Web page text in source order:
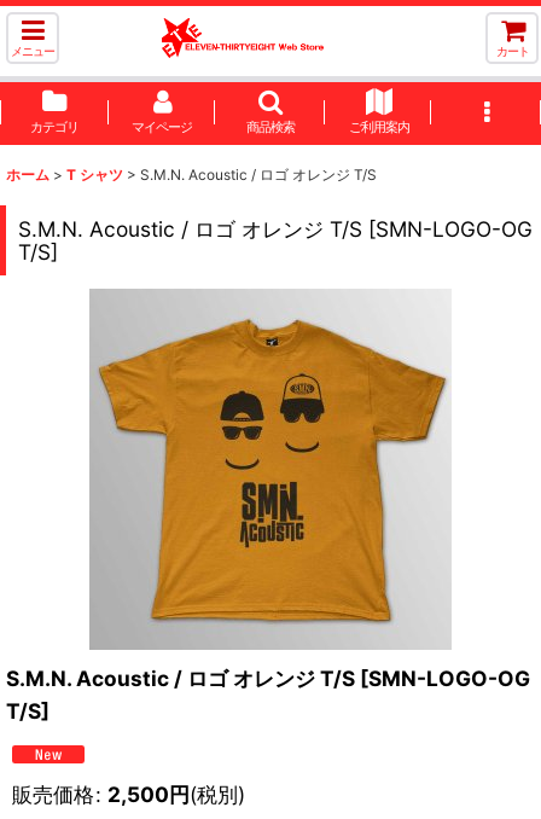
メニュー カート
カテゴリ マイページ 商品検索 ご利用案内
ホーム > T シャツ > S.M.N. Acoustic / ロゴ オレンジ T/S
S.M.N. Acoustic / ロゴ オレンジ T/S [SMN-LOGO-OG
T/S]
S.M.N. Acoustic / ロゴ オレンジ T/S [SMN-LOGO-OG
T/S]
販売価格: 2,500円(税別)